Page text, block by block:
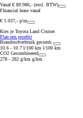
Vanaf € 89.986,- (excl. BTW)
FInancial lease vanaf
€ 1.037,- p/m
Kies je Toyota Land Cruiser
Plan een proefrit
Brandstofverbruik gecomb.
10.6 - 10.7 l/100 km l/100 km
CO2 Gecombineerd
278 - 282 g/km g/km